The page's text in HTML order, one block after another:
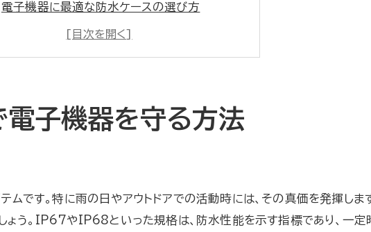
電子機器に最適な防水ケースの選び方
防水性能の試験方法について
日常生活での防水ケースの活用法
見た目も重要！おしゃれな防水ケース
る防水技術でアウトドアをもっと楽しむ
防水性能が求められるシーン
アウトドア愛好者におすすめの防水ケース
子機器を守る方法
です。特に雨の日やアウトドアでの活動時には、その真価を発揮しま
しょう。IP67やIP68といった規格は、防水性能を示す指標であり、一